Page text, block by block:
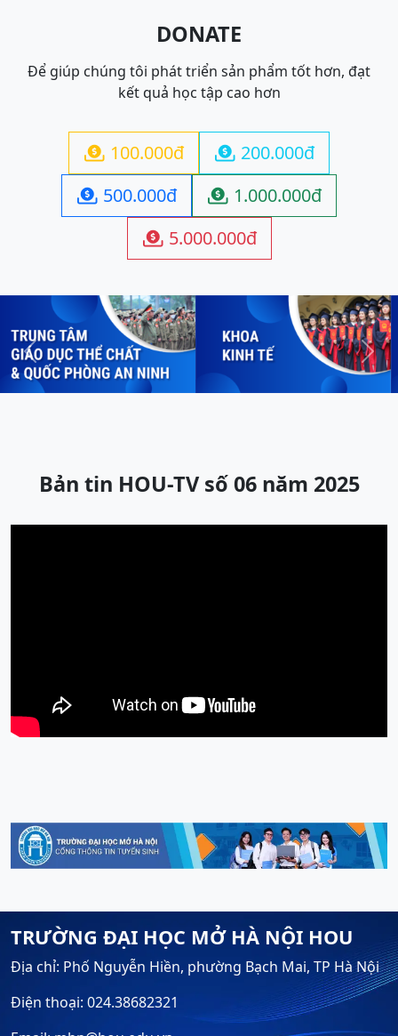
DONATE
Để giúp chúng tôi phát triển sản phẩm tốt hơn, đạt
kết quả học tập cao hơn
 100.000đ  200.000đ
 500.000đ  1.000.000đ
 5.000.000đ
Previous Next
Bản tin HOU-TV số 06 năm 2025
TRƯỜNG ĐẠI HỌC MỞ HÀ NỘI HOU
Địa chỉ: Phố Nguyễn Hiền, phường Bạch Mai, TP Hà Nội
Điện thoại: 024.38682321